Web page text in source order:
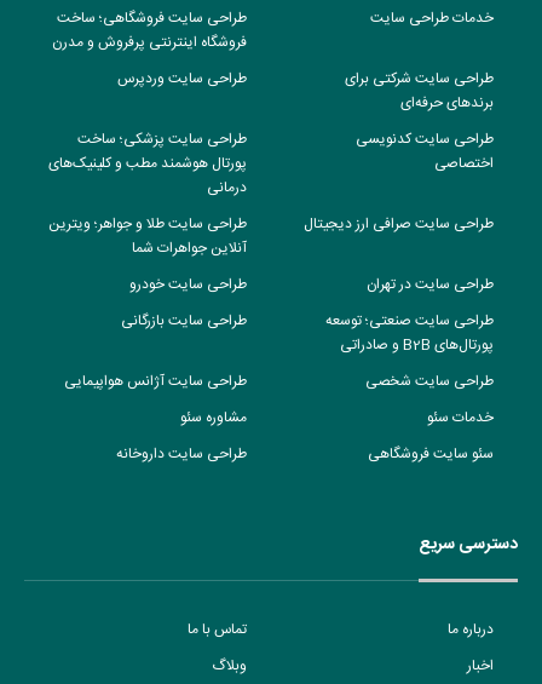
خدمات طراحی سایت
طراحی سایت فروشگاهی؛ ساخت
فروشگاه اینترنتی پرفروش و مدرن
طراحی سایت شرکتی برای
برندهای حرفه‌ای
طراحی سایت وردپرس
اختصاصی
طراحی سایت پزشکی؛ ساخت
پورتال هوشمند مطب و کلینیک‌های
درمانی
طراحی سایت صرافی ارز دیجیتال
طراحی سایت طلا و جواهر؛ ویترین
آنلاین جواهرات شما
طراحی سایت در تهران
طراحی سایت خودرو
طراحی سایت صنعتی؛ توسعه
پورتال‌های B2B و صادراتی
طراحی سایت بازرگانی
طراحی سایت شخصی
طراحی سایت آژانس هواپیمایی
خدمات سئو
مشاوره سئو
درباره ما تماس با ما